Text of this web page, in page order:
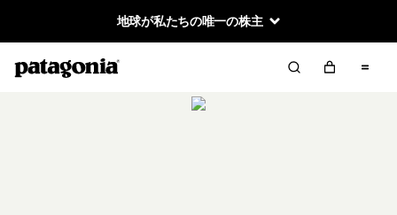
地球が私たちの唯一の株主